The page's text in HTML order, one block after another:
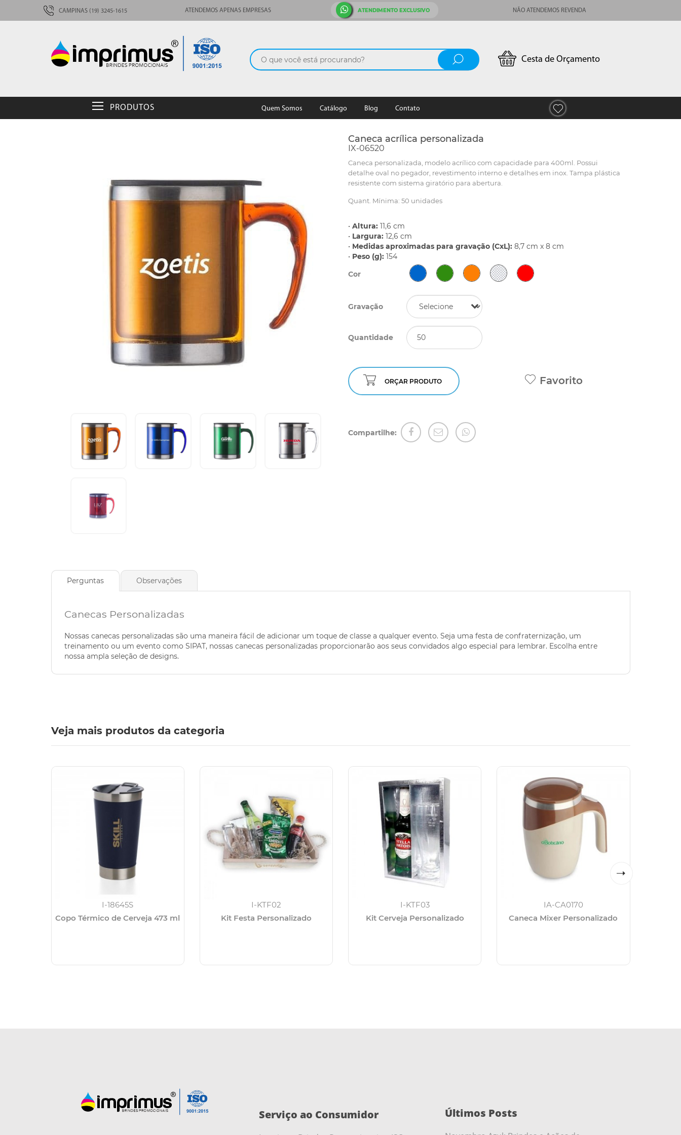
CAMPINAS (19) 3245-1615 ATENDEMOS APENAS EMPRESAS ATENDIMENTO EXCLUSIVO NÃO ATENDEMOS REVENDA
Cesta de Orçamento
PRODUTOS Quem Somos Catálogo Blog Contato
Caneca acrílica personalizada
IX-06520
Caneca personalizada, modelo acrílico com capacidade para 400ml. Possui
detalhe oval no pegador, revestimento interno e detalhes em inox. Tampa plástica
resistente com sistema giratório para abertura.
Quant. Mínima: 50 unidades
• Altura: 11,6 cm
• Largura: 12,6 cm
• Medidas aproximadas para gravação (CxL): 8,7 cm x 8 cm
• Peso (g): 154
Cor
Gravação
Quantidade
ORÇAR PRODUTO Favorito
Compartilhe:
Perguntas Observações
Canecas Personalizadas
Nossas canecas personalizadas são uma maneira fácil de adicionar um toque de classe a qualquer evento. Seja uma festa de confraternização, um
treinamento ou um evento como SIPAT, nossas canecas personalizadas proporcionarão aos seus convidados algo especial para lembrar. Escolha entre
nossa ampla seleção de designs.
Veja mais produtos da categoria
I-18645S
Copo Térmico de Cerveja 473 ml
I-KTF02
Kit Festa Personalizado
I-KTF03
Kit Cerveja Personalizado
IA-CA0170
Caneca Mixer Personalizado
Serviço ao Consumidor Últimos Posts